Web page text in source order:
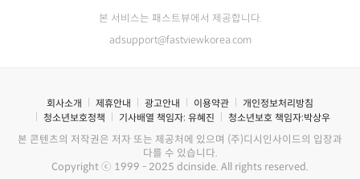
본 서비스는 패스트뷰에서 제공합니다.
adsupport@fastviewkorea.com
회사소개 제휴안내 광고안내 이용약관
개인정보처리방침
청소년보호정책
기사배열 책임자: 유혜진 청소년보호 책임자:박상우
본 콘텐츠의 저작권은 저자 또는 제공처에 있으며 (주)디시인사이드의 입장과
다를 수 있습니다.
Copyright ⓒ 1999 - 2025 dcinside. All rights reserved.